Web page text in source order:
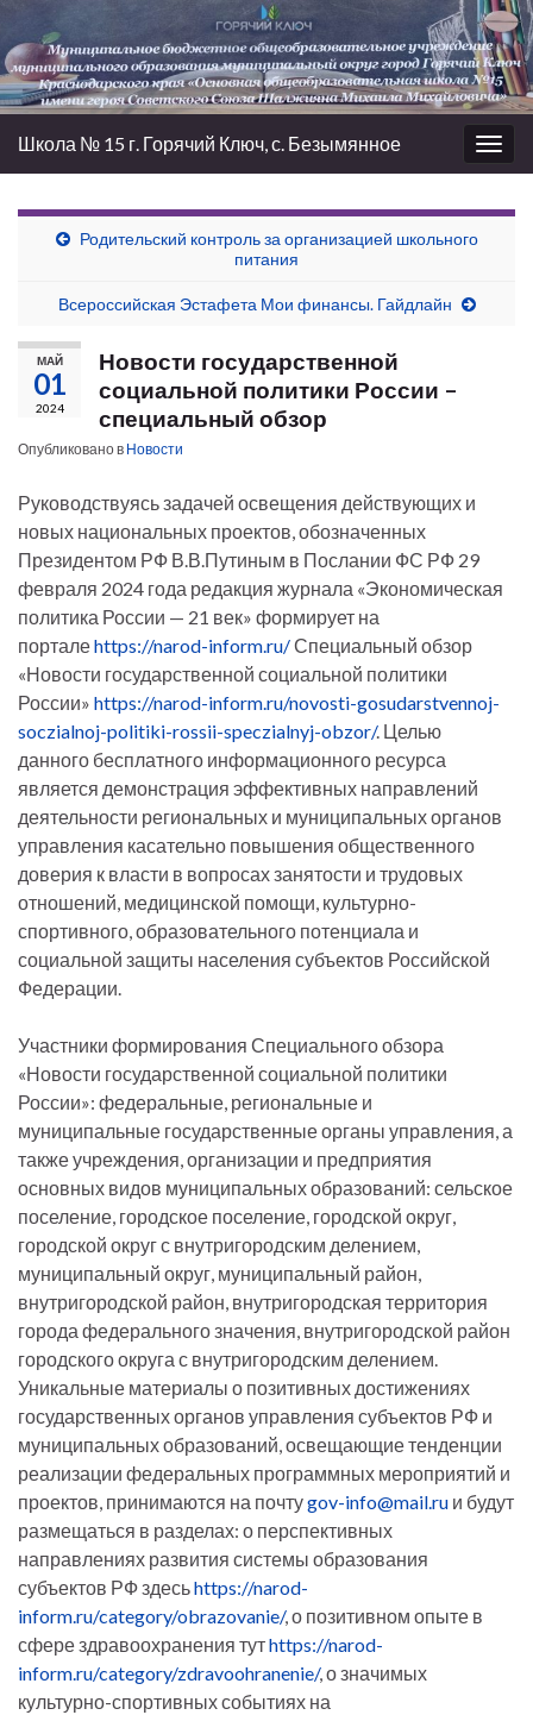
Вкл/
выкл
Школа № 15 г. Горячий Ключ, с. Безымянное
Родительский контроль за организацией школьного
питания
Всероссийская Эстафета Мои финансы. Гайдлайн
МАЙ
01
2024
Новости государственной
социальной политики России –
специальный обзор
Опубликовано в Новости
Руководствуясь задачей освещения действующих и
новых национальных проектов, обозначенных
Президентом РФ В.В.Путиным в Послании ФС РФ 29
февраля 2024 года редакция журнала «Экономическая
политика России — 21 век» формирует на
порталеhttps://narod-inform.ru/Специальный обзор
«Новости государственной социальной политики
России» https://narod-inform.ru/novosti-gosudarstvennoj-
soczialnoj-politiki-rossii-speczialnyj-obzor/. Целью
данного бесплатного информационного ресурса
является демонстрация эффективных направлений
деятельности региональных и муниципальных органов
управления касательно повышения общественного
доверия к власти в вопросах занятости и трудовых
отношений, медицинской помощи, культурно-
спортивного, образовательного потенциала и
социальной защиты населения субъектов Российской
Федерации.
Участники формирования Специального обзора
«Новости государственной социальной политики
России»: федеральные, региональные и
муниципальные государственные органы управления, а
также учреждения, организации и предприятия
основных видов муниципальных образований: сельское
поселение, городское поселение, городской округ,
городской округ с внутригородским делением,
муниципальный округ, муниципальный район,
внутригородской район, внутригородская территория
города федерального значения, внутригородской район
городского округа с внутригородским делением.
Уникальные материалы о позитивных достижениях
государственных органов управления субъектов РФ и
муниципальных образований, освещающие тенденции
реализации федеральных программных мероприятий и
проектов, принимаются на почтуgov-info@mail.ru и будут
размещаться в разделах: о перспективных
направлениях развития системы образования
субъектов РФ здесьhttps://narod-
inform.ru/category/obrazovanie/, о позитивном опыте в
сфере здравоохранения тутhttps://narod-
inform.ru/category/zdravoohranenie/, о значимых
культурно-спортивных событиях на